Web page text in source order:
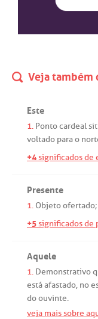
Veja também
Este
1. Pontocardeal
voltado parao
+4significados de
Presente
1. Objetoofertado;
+5significados de
Aquele
1. Demonstrativo
estáafastado, no
doouvinte.
veja mais sobre